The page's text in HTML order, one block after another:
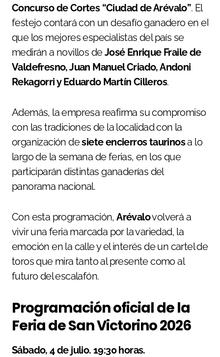
Concurso de Cortes “Ciudad de Arévalo”. El
festejo contará con un desafío ganadero en el
que los mejores especialistas del país se
medirán a novillos deJosé Enrique Fraile de
Valdefresno, Juan Manuel Criado, Andoni
Rekagorri y Eduardo Martín Cilleros.
Además, la empresa reafirma su compromiso
con las tradiciones de la localidad con la
organización desiete encierros taurinosa lo
largo de la semana de ferias, en los que
participarán distintas ganaderías del
panorama nacional.
Con esta programación,Arévalovolverá a
vivir una feria marcada por la variedad, la
emoción en la calle y el interés de un cartel de
toros que mira tanto al presente como al
futuro del escalafón.
Programación oficial de la
Feria de San Victorino 2026
Sábado, 4 de julio. 19:30 horas.